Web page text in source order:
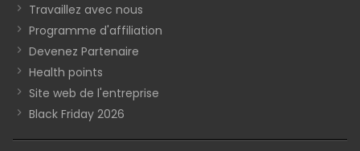
Travaillez avec nous
Programme d'affiliation
Devenez Partenaire
Health points
Site web de l'entreprise
Black Friday 2026